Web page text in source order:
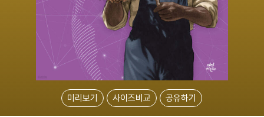
미리보기 사이즈비교 공유하기